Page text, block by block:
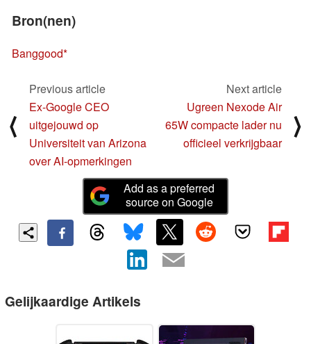
Bron(nen)
Banggood
⟨
Previous article
Ex-Google CEO
uitgejouwd op
Universiteit van Arizona
over AI-opmerkingen
Next article
Ugreen Nexode Air
65W compacte lader nu
officieel verkrijgbaar
⟩
Add as a preferred
source on Google
Gelijkaardige Artikels